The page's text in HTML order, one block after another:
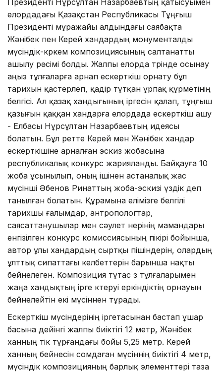
елордадағы Қазақстан Республикасы Тұңғыш
Президенті мұражайы алдындағы саябақта
Жәнібек пен Керей хандардың монументалды
мүсіндік-көркем композициясының салтанатты
ашылу рәсімі болды. Жалпы елорда төрінде осынау
аңыз тұлғаларға арнап ескерткіш орнату бұл
тарихын қастерлеп, қадір тұтқан ұрпақ құрметінің
белгісі. Ал қазақ хандығының іргесін қалап, тұңғыш
қазығын қаққан хандарға елордада ескерткіш ашу
- Елбасы Нұрсұлтан Назарбаевтың идеясы
болатын. Бұл ретте Керей мен Жәнібек хандар
ескерткішіне арналған эскиз жобасына
республикалық конкурс жарияланды. Байқауға 10
жоба ұсынылып, оның ішінен астаналық жас
мүсінші Әбенов Ринаттың жоба-эскизі үздік деп
танылған болатын. Құрамына елімізге белгілі
тарихшы ғалымдар, антропологтар,
саясаттанушылар мен сәулет өнерінің мамандары
енгізілген конкурс комиссиясының пікірі бойынша,
автор ұлы хандардың сыртқы пішіндерін, олардың
ұлттық сипаттағы келбеттерін барынша нақты
бейнелеген. Композиция тұтас өз тұлғаларымен
жаңа хандықтың ірге көтеруі еркіндіктің орнауын
бейнелейтін екі мүсіннен тұрады.
Ескерткіш мүсіндерінің іргетасынан бастап ұшар
басына дейінгі жалпы биіктігі 12 метр, Жәнібек
ханның тік тұрғандағы бойы 5,25 метр. Керей
ханның бейнесін сомдаған мүсіннің биіктігі 4 метр,
мүсіндік композицияның барлық элементтері таза